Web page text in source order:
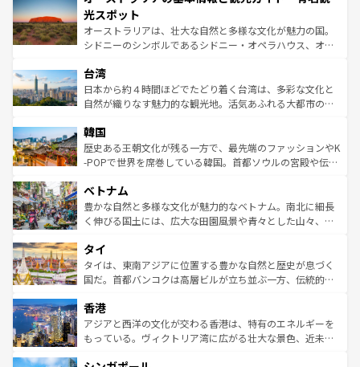
文化が魅力。旅行者はアメリカの各地域で異なる魅力を楽
しみながら、その多様性と豊かな歴史を感じることができ
るだろう。車でのロードトリップや列車の旅も、アメリカ
情報は
島だが、静かな自然を求めるならマウイ島やカウアイ島が
おすすめ。エメラルドグリーンに輝く海をはじめ、豊かな
文化や歴史が息づいている。「アロハスピリット」と呼ば
人々、おいしいローカルフードやハワイアンミュージッ
ク、伝統的なフラダンスなど、すべてがハワイの魅力を彩
っている。訪れるたびに新しい発見と感動が待っているハ
はコンテンツ一覧
光スポット
オーストラリアは、壮大な自然と多様な文化が魅力の国。
シドニーのシンボルであるシドニー・オペラハウス、オー
リアリーフや大陸中央部にそびえるウルル（エアーズロッ
ク）、タスマニアの美しい原生林やケアンズの熱帯雨林な
ど、見どころがたくさん。また、カフェやワイン、オージ
いる。アクティビティも充実しており、サーフィンやダイ
ビング、ハイキングなど、アウトドア好きにはたまらな
い。オーストラリアの多彩な魅力を存分に味わいつくそ
参照してほしい。
台湾
日本から約４時間ほどでたどり着く台湾は、多彩な文化と
自然が織りなす魅力的な観光地。活気あふれる大都市の台
ン）、静ひつな山岳地帯である台湾東部など、都市の喧騒
と山間の静けさが共存しており、訪れる人に新しい発見と
驚きをもたらしてくれる。また、奥深い台湾の食文化も魅
容にもいいと評判のスイーツなど、バラエティ豊かな料理
が味わえる。 なお、新着の台湾情報は コンテンツ一覧を参
照してほしい。
韓国
歴史ある王朝文化が残る一方で、最先端のファッションやK
-POPで世界を席巻している韓国。首都ソウルの宮殿や伝統
き、地方に足を延ばせば四季折々の自然美を楽しむことが
できる。そして、キムチや焼肉、絶品のストリートフード
まで、さまざまな韓国料理が待っている。夜には、韓国な
リティに包まれながら、韓国の多彩な魅力を心ゆくまで味
わってみてほしい。 なお、新着の韓国情報はコンテンツ一
覧を参照してほしい。
ベトナム
豊かな自然と多様な文化が魅力的なベトナム。南北に細長
く伸びる国土には、広大な田園風景や青々とした山々、世
急速な発展と共に伝統が息づく。ハノイの古い町並みやホ
ーチミン市のフランス統治時代の建物も、独特の雰囲気を
醸し出している。また、バラエティの豊かさとおいしさで
とつ。フォーやバインミー、ベトナムコーヒーなどは、ぜ
ひ現地で味わいたい。どの地域を訪れてもあたたかい人々
が旅行者を迎えてくれるので、きっと忘れられない旅にな
タイ
タイは、東南アジアに位置する豊かな自然と歴史が息づく
国だ。首都バンコクは高層ビルが立ち並ぶ一方、伝統的な
の活気が交差している。北部ではチェンマイなどの山岳地
帯で自然と触れ合い、南部ではプーケットやクラビの美し
いビーチでリゾート気分を楽しむことができる。タイ料理
香港
アジアと西洋の文化が交わる香港は、特有のエネルギーを
もっている。ヴィクトリア湾に広がる壮大な景色、近未来